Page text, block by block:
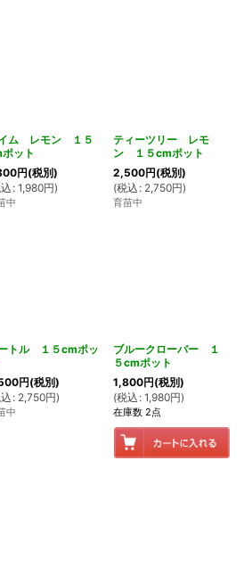
ム レモン １５
ット
円(税別)
: 1,980円)
中
ティーツリー レモ
ン １５cmポット
2,500円(税別)
(税込 : 2,750円)
育苗中
トル １５cmポッ
円(税別)
: 2,750円)
中
ブルークローバー １
５cmポット
1,800円(税別)
(税込 : 1,980円)
在庫数 2点